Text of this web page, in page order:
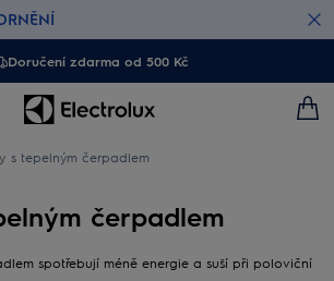
Doručení zdarma od 500 Kč
s tepelným čerpadlem
čerpadlem
spotřebují méně energie a suší při poloviční